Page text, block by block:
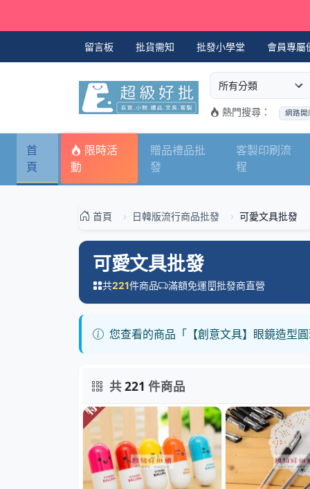
留言板 批貨需知 批發小學堂 會員專屬
選擇商品分類
搜尋商品關鍵字
熱門搜尋： 網路開
首
頁
限時活
動
贈品禮品批
發
客製印刷流
程
首頁 日韓版流行商品批發 可愛文具批發
可愛文具批發
共221件商品 滿額免運 批發商直營
您查看的商品「【創意文具】眼鏡造型
共221 件商品